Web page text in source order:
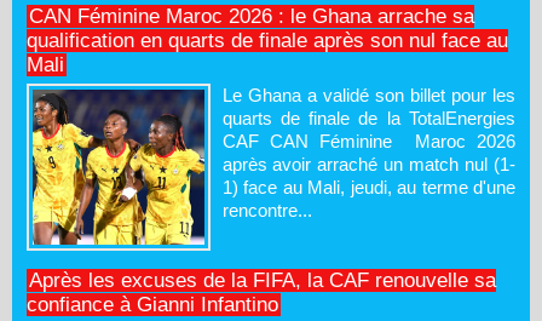
CAN Féminine Maroc 2026 : le Ghana arrache sa
qualification en quarts de finale après son nul face au
Mali
Le Ghana a validé son billet pour les
quarts de finale de la TotalEnergies
CAF CAN Féminine Maroc 2026
après avoir arraché un match nul (1-
1) face au Mali, jeudi, au terme d'une
rencontre...
Après les excuses de la FIFA, la CAF renouvelle sa
confiance à Gianni Infantino